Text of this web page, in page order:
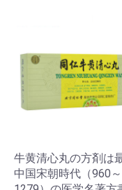
牛黄清心丸の方剤は
中国宋朝時代（960～